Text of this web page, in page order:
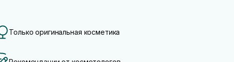
Только оригинальная косметика